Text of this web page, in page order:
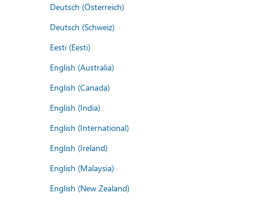
Deutsch (Österreich)
Deutsch (Schweiz)
Eesti (Eesti)
English (Australia)
English (Canada)
English (India)
English (International)
English (Ireland)
English (Malaysia)
English (New Zealand)